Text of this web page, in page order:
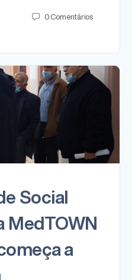
0 Comentários
Social
MedTOWN
a